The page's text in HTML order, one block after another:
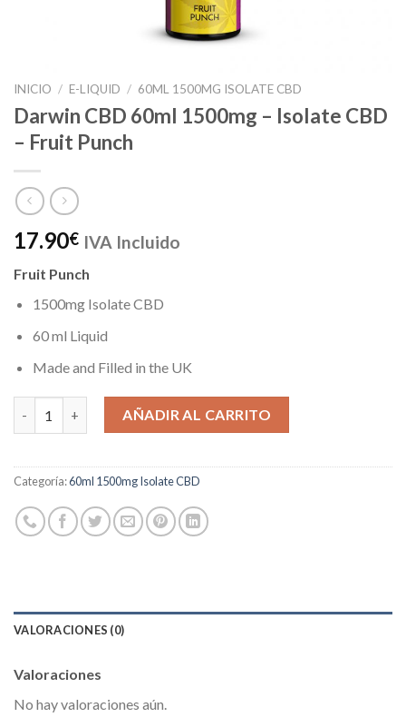
INICIO / E-LIQUID / 60ML 1500MG ISOLATE CBD
Darwin CBD 60ml 1500mg – Isolate CBD
– Fruit Punch
17.90€ IVA Incluido
Fruit Punch
1500mg Isolate CBD
60 ml Liquid
Made and Filled in the UK
Darwin CBD 60ml 1500mg – Isolate CBD – Fruit Punch cantidad
AÑADIR AL CARRITO
Categoría:60ml 1500mg Isolate CBD
VALORACIONES (0)
Valoraciones
No hay valoraciones aún.